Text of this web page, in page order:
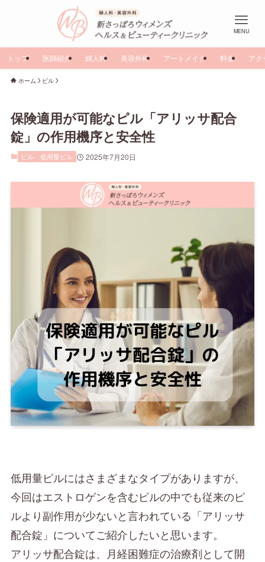
MENU
トップ 医師紹介 婦人科 美容外科 アートメイク 料金 アク
ホーム ピル
保険適用が可能なピル「アリッサ配合
錠」の作用機序と安全性
ピル 低用量ピル 2025年7月20日
低用量ピルにはさまざまなタイプがありますが、
今回はエストロゲンを含むピルの中でも従来のピ
ルより副作用が少ないと言われている「アリッサ
配合錠」についてご紹介したいと思います。
アリッサ配合錠は、月経困難症の治療剤として開